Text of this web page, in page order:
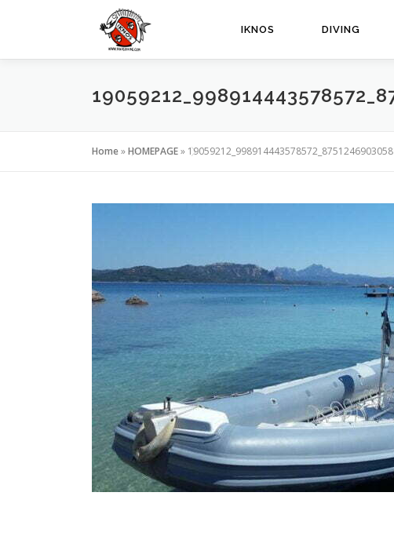
IKNOS DIVING
Home»HOMEPAGE»